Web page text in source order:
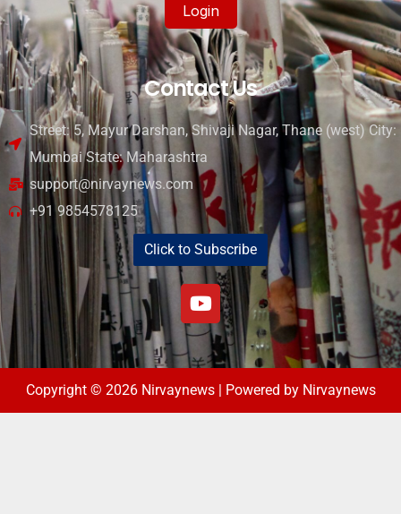
Login
Contact Us
Street: 5, Mayur Darshan, Shivaji Nagar, Thane (west) City:
Mumbai State: Maharashtra
support@nirvaynews.com
+91 9854578125
Click to Subscribe
Copyright © 2026 Nirvaynews | Powered by Nirvaynews